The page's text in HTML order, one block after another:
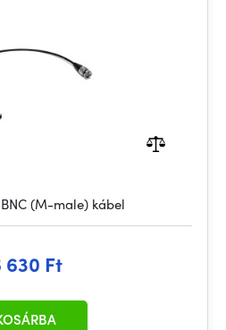
(M-male) kábel
630 Ft